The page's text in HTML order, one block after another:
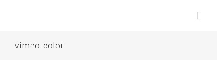
vimeo-color